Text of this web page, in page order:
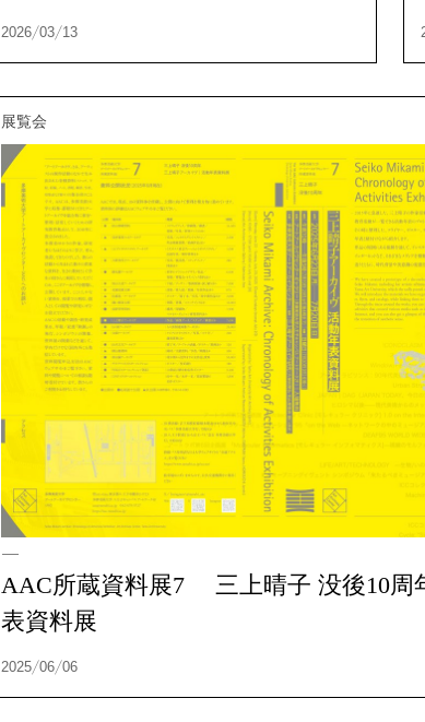
2026/03/13
展覧会
AAC所蔵資料展7 三上晴子 没後10
表資料展